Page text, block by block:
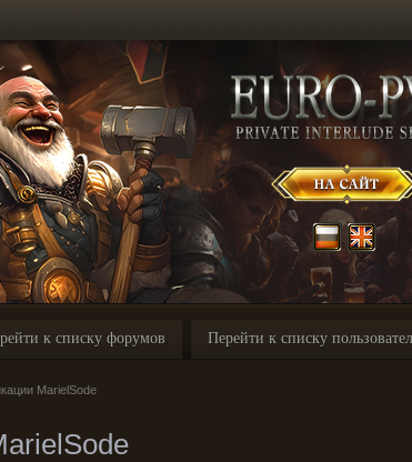
к списку форумов Перейти к списку
MarielSode